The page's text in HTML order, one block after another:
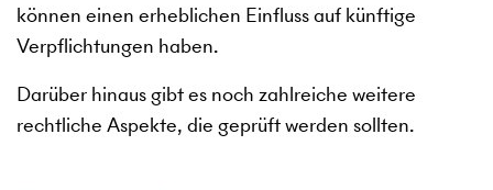
können einen erheblichen Einfluss auf künftige
Verpflichtungen haben.
Darüber hinaus gibt es noch zahlreiche weitere
rechtliche Aspekte, die geprüft werden sollten.